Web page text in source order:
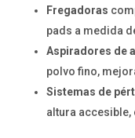
Fregadoras
pads a medida
Aspiradores de
polvo fino,
Sistemas de
altura